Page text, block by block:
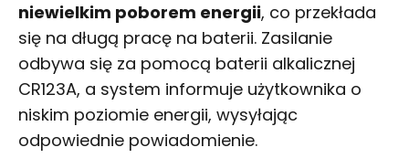
niewielkim poborem energii, co przekłada
się na długą pracę na baterii. Zasilanie
odbywa się za pomocą baterii alkalicznej
CR123A, a system informuje użytkownika o
niskim poziomie energii, wysyłając
odpowiednie powiadomienie.